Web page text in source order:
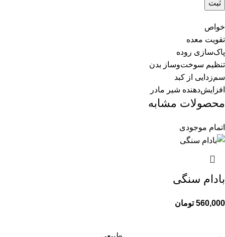
خواص
تقویت معده
پاک‌سازی روده
تنظیم سوخت‌وساز بدن
سم‌زدایی از کبد
افزایش‌دهنده شیر مادر
محصولات مشابه
اتمام موجودی
بادام سنگی
560,000 تومان